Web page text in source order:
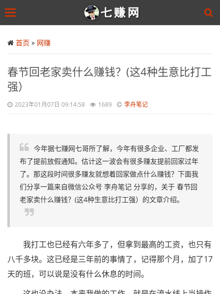
to
main
Toggle
首页 » 网赚
春节回老家卖什么赚钱？(这4种生意比打工
强）
2023年01月07日 09:14:58 1689 李舟笔记
今年据七赚网七哥所了解，今年有很多企业、工厂都发
布了提前放假通知。估计这一波会有很多赚友提前回家过年
了。那这段时间很多赚友就想着回家做点什么赚钱？下面我
们分享一篇来自微信公众号 李舟笔记 分享的，关于 春节回
老家卖什么赚钱？(这4种生意比打工强）的文章介绍。
我打工也已经有六年多了，但拿到最高的工资，也只有
八千多块。这已经是三年前的事情了，记得那个月，加了17
天的班，可以说是没有什么休息的时间。